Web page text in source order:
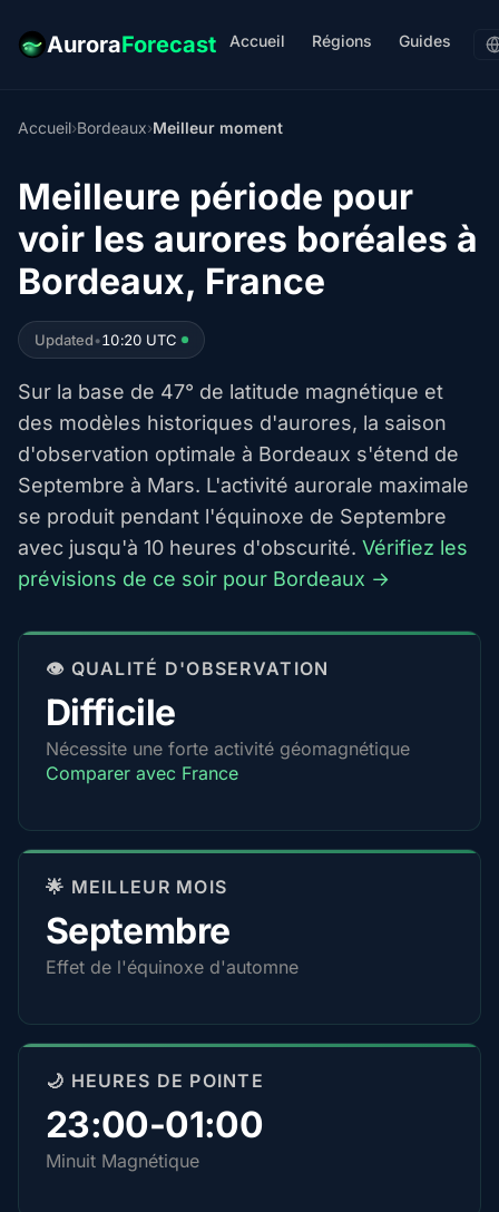
AuroraForecast Accueil Régions Guides
Accueil›Bordeaux›Meilleur moment
Meilleure période pour
voir les aurores boréales à
Bordeaux, France
Updated•10:20 UTC
Sur la base de 47° de latitude magnétique et
des modèles historiques d'aurores, la saison
d'observation optimale à Bordeaux s'étend de
Septembre à Mars. L'activité aurorale maximale
se produit pendant l'équinoxe de Septembre
avec jusqu'à 10 heures d'obscurité. Vérifiez les
prévisions de ce soir pour Bordeaux →
👁️ QUALITÉ D'OBSERVATION
Difficile
Nécessite une forte activité géomagnétique
Comparer avec France
🌟 MEILLEUR MOIS
Septembre
Effet de l'équinoxe d'automne
🌙 HEURES DE POINTE
23:00-01:00
Minuit Magnétique